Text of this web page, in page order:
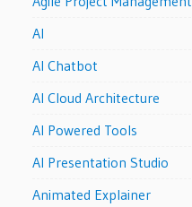
AI
AI Chatbot
AI Cloud Architecture
AI Powered Tools
AI Presentation Studio
Animated Explainer